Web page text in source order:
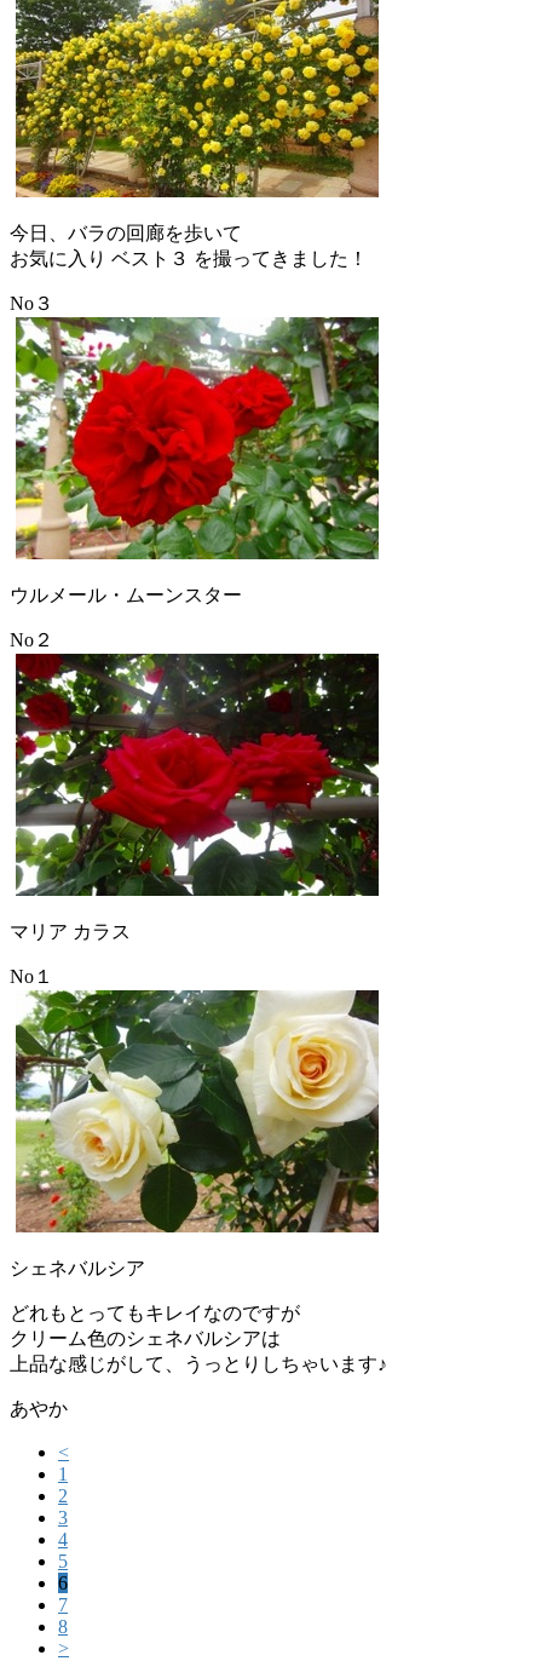
今日、バラの回廊を歩いて
お気に入り ベスト３ を撮ってきました！
No３
ウルメール・ムーンスター
No２
マリア カラス
No１
シェネバルシア
どれもとってもキレイなのですが
クリーム色のシェネバルシアは
上品な感じがして、うっとりしちゃいます♪
あやか
<
1
2
3
4
5
6
7
8
>